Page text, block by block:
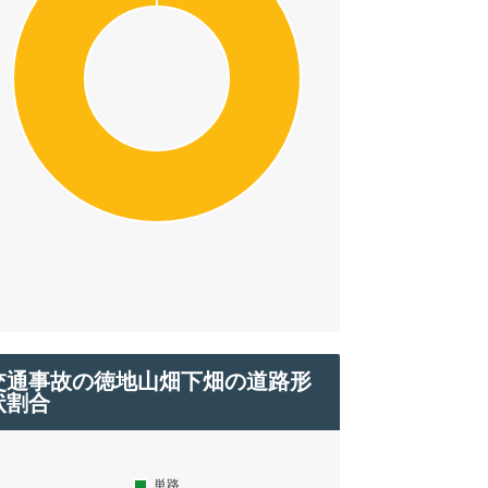
通事故の徳地山畑下畑の道路形
割合